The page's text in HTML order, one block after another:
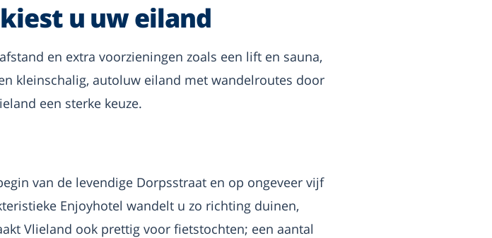
u uw eiland
en extra voorzieningen zoals een lift en sauna,
kleinschalig, autoluw eiland met wandelroutes door
een sterke keuze.
van de levendige Dorpsstraat en op ongeveer vijf
Enjoyhotel wandelt u zo richting duinen,
Vlieland ook prettig voor fietstochten; een aantal